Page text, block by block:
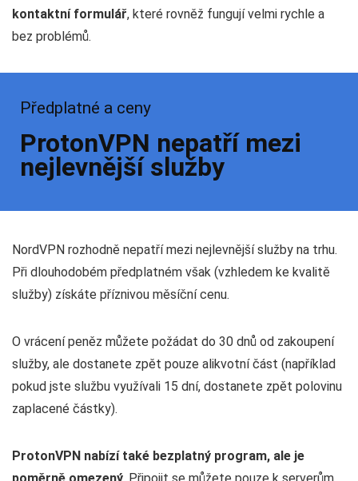
kontaktní formulář, které rovněž fungují velmi rychle a
bez problémů.
Předplatné a ceny
ProtonVPN nepatří mezi
nejlevnější služby
NordVPN rozhodně nepatří mezi nejlevnější služby na trhu.
Při dlouhodobém předplatném však (vzhledem ke kvalitě
služby) získáte příznivou měsíční cenu.
O vrácení peněz můžete požádat do 30 dnů od zakoupení
služby, ale dostanete zpět pouze alikvotní část (například
pokud jste službu využívali 15 dní, dostanete zpět polovinu
zaplacené částky).
ProtonVPN nabízí také bezplatný program, ale je